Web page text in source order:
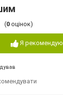
(0 оцінок)
Я рекомендую